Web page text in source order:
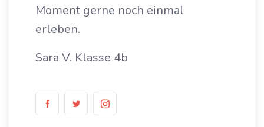
Moment gerne noch einmal
erleben.
Sara V. Klasse 4b